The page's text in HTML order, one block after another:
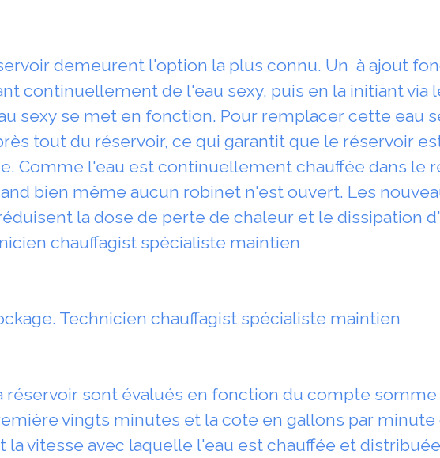
demeurent l'option la plus connu. Un à ajout
continuellement de l'eau sexy, puis en la initiant via
sexy se met en fonction. Pour remplacer cette eau
tout du réservoir, ce qui garantit que le réservoir
Comme l'eau est continuellement chauffée dans le
bien même aucun robinet n'est ouvert. Les
la dose de perte de chaleur et le dissipation
chauffagist spécialiste maintien
Technicien chauffagist spécialiste maintien
réservoir sont évalués en fonction du compte
vingts minutes et la cote en gallons par
vitesse avec laquelle l'eau est chauffée et